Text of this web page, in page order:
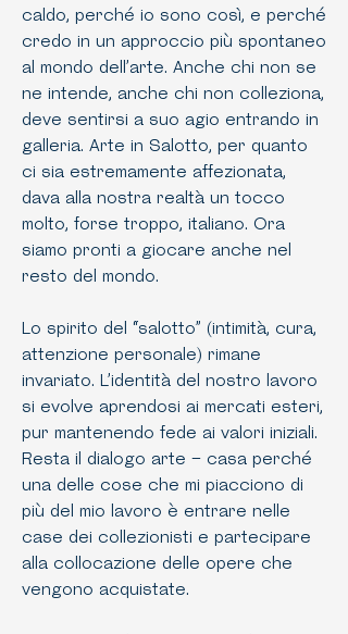
caldo, perché io sono così, e perché
credo in un approccio più spontaneo
al mondo dell’arte. Anche chi non se
ne intende, anche chi non colleziona,
deve sentirsi a suo agio entrando in
galleria. Arte in Salotto, per quanto
ci sia estremamente affezionata,
dava alla nostra realtà un tocco
molto, forse troppo, italiano. Ora
siamo pronti a giocare anche nel
resto del mondo.
Lo spirito del “salotto” (intimità, cura,
attenzione personale) rimane
invariato. L’identità del nostro lavoro
si evolve aprendosi ai mercati esteri,
pur mantenendo fede ai valori iniziali.
Resta il dialogo arte – casa perché
una delle cose che mi piacciono di
più del mio lavoro è entrare nelle
case dei collezionisti e partecipare
alla collocazione delle opere che
vengono acquistate.